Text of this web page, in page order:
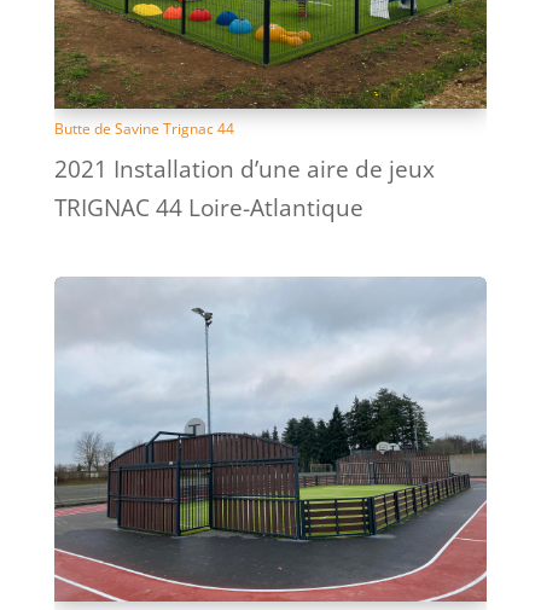
Butte de Savine Trignac 44
2021 Installation d’une aire de jeux
TRIGNAC 44 Loire-Atlantique